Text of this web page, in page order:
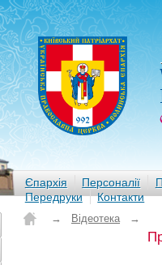
Єпархія Персоналії
Передруки
Контакти
→ Відеотека →